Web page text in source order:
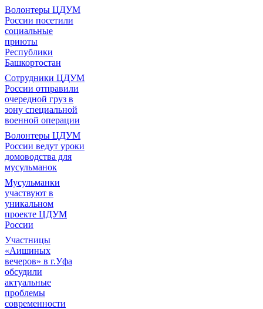
Волонтеры ЦДУМ
России посетили
социальные
приюты
Республики
Башкортостан
Сотрудники ЦДУМ
России отправили
очередной груз в
зону специальной
военной операции
Волонтеры ЦДУМ
России ведут уроки
домоводства для
мусульманок
Мусульманки
участвуют в
уникальном
проекте ЦДУМ
России
Участницы
«Аишиных
вечеров» в г.Уфа
обсудили
актуальные
проблемы
современности